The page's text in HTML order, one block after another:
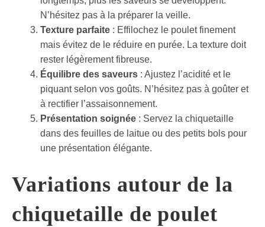
N’hésitez pas à la préparer la veille.
Texture parfaite : Effilochez le poulet finement
mais évitez de le réduire en purée. La texture doit
rester légèrement fibreuse.
Équilibre des saveurs : Ajustez l’acidité et le
piquant selon vos goûts. N’hésitez pas à goûter et
à rectifier l’assaisonnement.
Présentation soignée : Servez la chiquetaille
dans des feuilles de laitue ou des petits bols pour
une présentation élégante.
Variations autour de la
chiquetaille de poulet